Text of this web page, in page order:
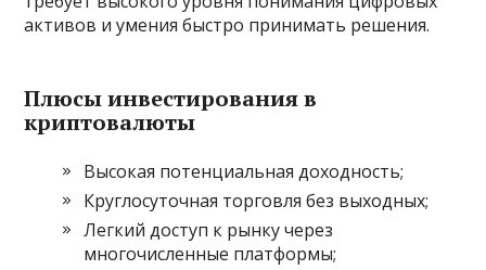
активов и умения быстро принимать решения.
Плюсы инвестирования в
криптовалюты
Высокая потенциальная доходность;
Круглосуточная торговля без выходных;
Легкий доступ к рынку через
многочисленные платформы;